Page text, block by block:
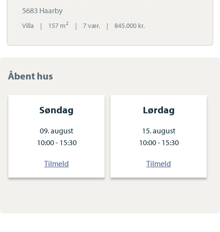
5683 Haarby
Villa | 157 m2 | 7 vær. | 845.000 kr.
Søndag
09. august
10:00 - 15:30
Tilmeld
Lørdag
15. august
10:00 - 15:30
Tilmeld
Åbent hus